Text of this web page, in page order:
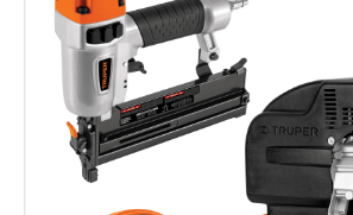
COMPRESORA
5M Y PISTOLA
SKU: p-648